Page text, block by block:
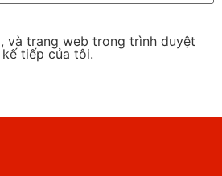
và trang web trong trình duyệt
tiếp của tôi.